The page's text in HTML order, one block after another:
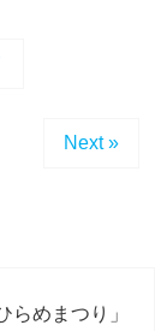
Next »
らめまつり」